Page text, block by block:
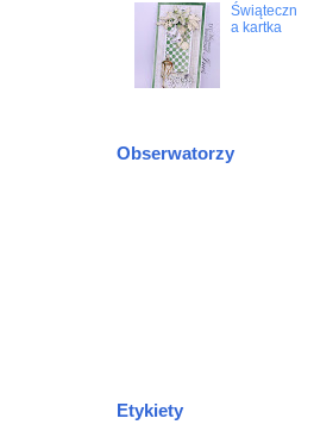
Świąteczn
a kartka
Obserwatorzy
Etykiety